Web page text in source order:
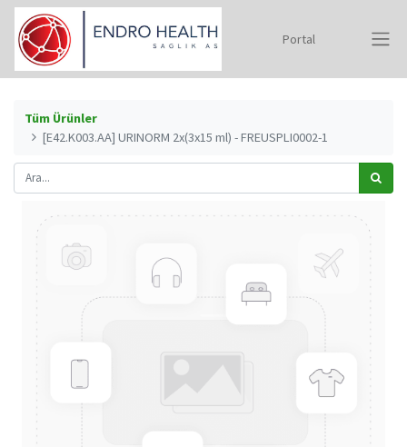
Portal
Tüm Ürünler
[E42.K003.AA] URINORM 2x(3x15 ml) - FREUSPLI0002-1